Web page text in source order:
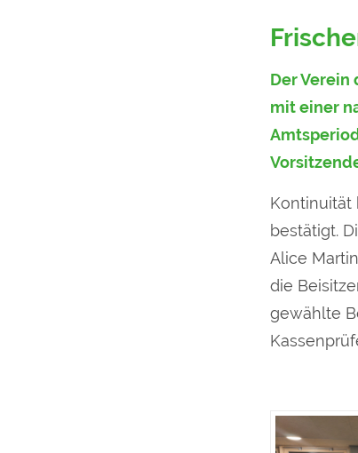
Der Verein
mit einer
Kontinuität
bestätigt.
Alice
die
gewählte